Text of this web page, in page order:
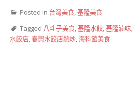
Posted in 台灣美食,基隆美食
Tagged 八斗子美食,基隆水餃,基隆滷味,
水餃店,春興水餃店熱炒,海科館美食